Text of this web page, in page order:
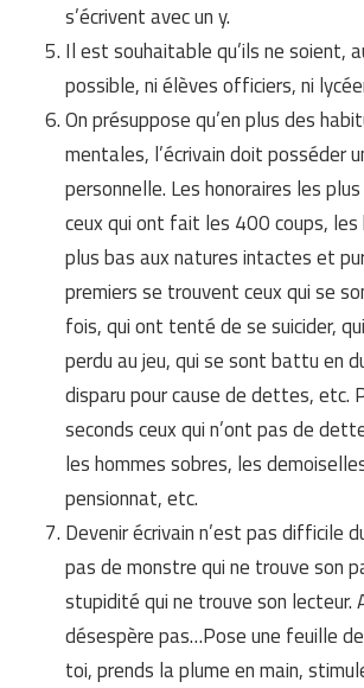
s’écrivent avec un y.
Il est souhaitable qu’ils ne soient,
possible, ni élèves officiers, ni
On présuppose qu’en plus des
mentales, l’écrivain doit posséder
personnelle. Les honoraires les
ceux qui ont fait les 400 coups, les
plus bas aux natures intactes et
premiers se trouvent ceux qui se
fois, qui ont tenté de se suicider,
perdu au jeu, qui se sont battu en
disparu pour cause de dettes, etc.
seconds ceux qui n’ont pas de
les hommes sobres, les
pensionnat, etc.
Devenir écrivain n’est pas difficile
pas de monstre qui ne trouve son
stupidité qui ne trouve son lecteur.
désespère pas…Pose une feuille
toi, prends la plume en main,